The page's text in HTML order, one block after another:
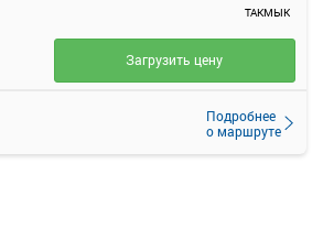
ТАКМЫК
Подробнее
о маршруте
Загрузить цену